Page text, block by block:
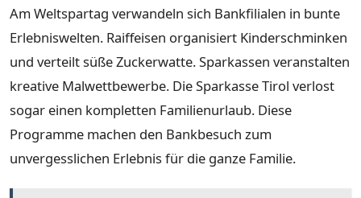
Am Weltspartag verwandeln sich Bankfilialen in bunte
Erlebniswelten. Raiffeisen organisiert Kinderschminken
und verteilt süße Zuckerwatte. Sparkassen veranstalten
kreative Malwettbewerbe. Die Sparkasse Tirol verlost
sogar einen kompletten Familienurlaub. Diese
Programme machen den Bankbesuch zum
unvergesslichen Erlebnis für die ganze Familie.